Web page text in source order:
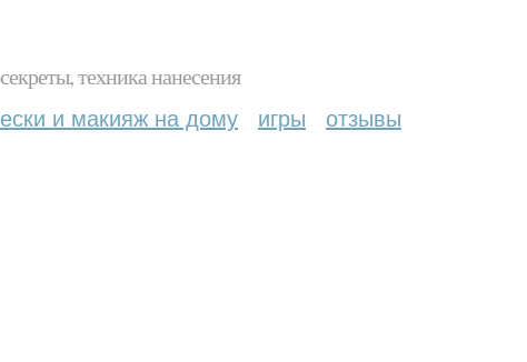
техника нанесения
и макияж на дому игры отзывы